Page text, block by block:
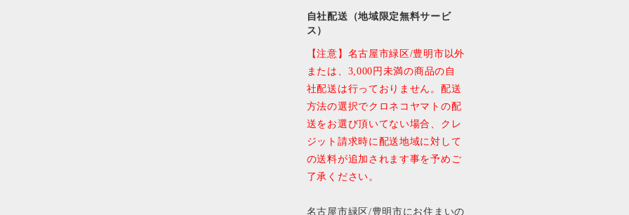
自社配送（地域限定無料サービ
ス）
【注意】名古屋市緑区/豊明市以外
または、3,000円未満の商品の自
社配送は行っておりません。配送
方法の選択でクロネコヤマトの配
送をお選び頂いてない場合、クレ
ジット請求時に配送地域に対して
の送料が追加されます事を予めご
了承ください。
名古屋市緑区/豊明市にお住まいの